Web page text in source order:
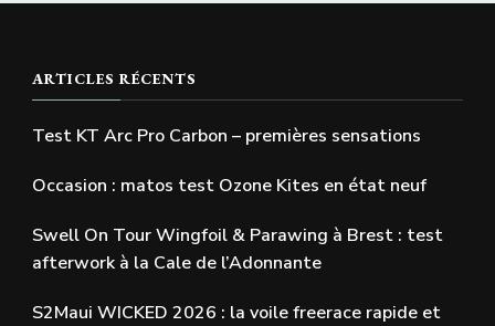
ARTICLES RÉCENTS
Test KT Arc Pro Carbon – premières sensations
Occasion : matos test Ozone Kites en état neuf
Swell On Tour Wingfoil & Parawing à Brest : test
afterwork à la Cale de l’Adonnante
S2Maui WICKED 2026 : la voile freerace rapide et